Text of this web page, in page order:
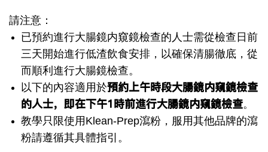
請注意：
已預約進行大腸鏡内窺鏡檢查的人士需從檢查日前
三天開始進行低渣飲食安排，以確保清腸徹底，從
而順利進行大腸鏡檢查。
以下的內容適用於預約上午時段大腸鏡内窺鏡檢查
的人士，即在下午1時前進行大腸鏡内窺鏡檢查。
教學只限使用Klean-Prep瀉粉，服用其他品牌的瀉
粉請遵循其具體指引。